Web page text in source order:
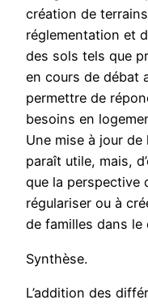
création de
réglementation et
des sols tels que
en cours de débat
permettre de
besoins en
Une mise à jour de
paraît utile, mais,
que la perspective
régulariser ou à
de familles dans le
Synthèse.
L’addition des